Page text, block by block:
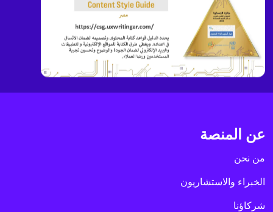
عن المنصة
من نحن
الخبراء والاستشاريون
شركاؤنا